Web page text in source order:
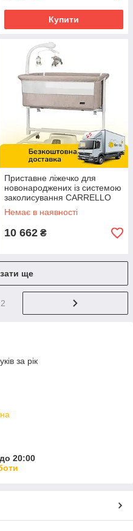
Купити
Приставне ліжечко для
новонароджених із системою
заколисування CARRELLO
Bloom CRL-10304 French
Beige Бежеве
Немає в наявності
10 662 ₴
ще
за рік
20:00